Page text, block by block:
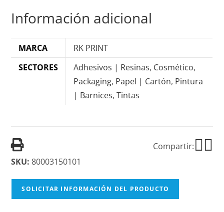
Información adicional
MARCA
RK PRINT
SECTORES
Adhesivos | Resinas, Cosmético,
Packaging, Papel | Cartón, Pintura
| Barnices,Tintas
Compartir:
SKU: 80003150101
SOLICITAR INFORMACIÓN DEL PRODUCTO